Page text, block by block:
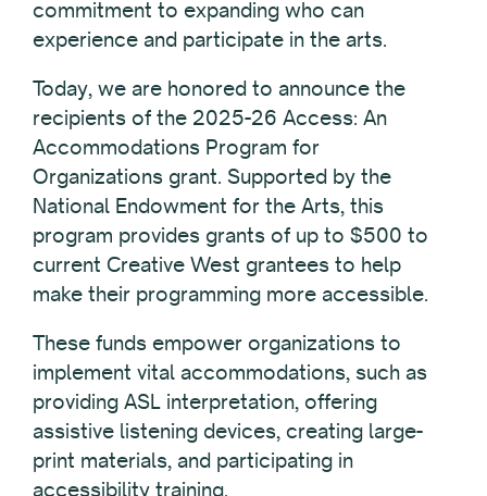
commitment to expanding who can
experience and participate in the arts.
Today, we are honored to announce the
recipients of the 2025-26 Access: An
Accommodations Program for
Organizations grant. Supported by the
National Endowment for the Arts, this
program provides grants of up to $500 to
current Creative West grantees to help
make their programming more accessible.
These funds empower organizations to
implement vital accommodations, such as
providing ASL interpretation, offering
assistive listening devices, creating large-
print materials, and participating in
accessibility training.